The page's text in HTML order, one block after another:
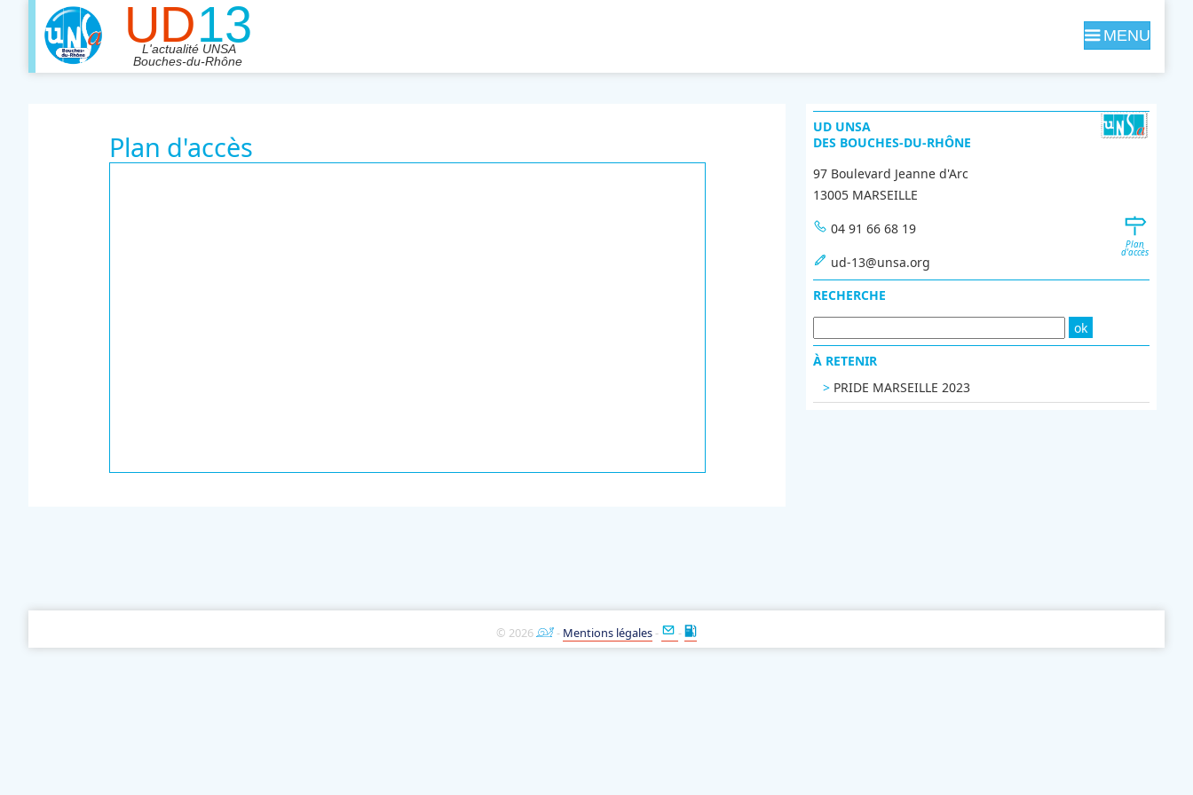
Navigation
Plan d'accès
M
e
n
u
UD UNSA
DES BOUCHES-DU-RHÔNE
97 Boulevard Jeanne d'Arc
13005 MARSEILLE
Plan
d'accès
04 91 66 68 19
ud-13@unsa.org
RECHERCHE
À RETENIR
PRIDE MARSEILLE 2023
© 2026 - Mentions légales - -